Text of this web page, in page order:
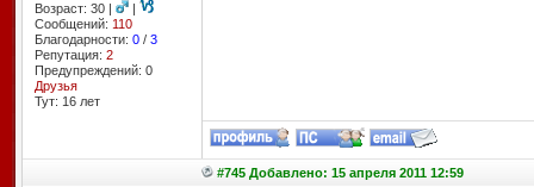
Возраст: 30 |
|
Сообщений: 110
Благодарности: 0/ 3
Репутация: 2
Предупреждений: 0
Друзья
Тут: 16 лет
#745 Добавлено: 15 апреля 2011 12:59